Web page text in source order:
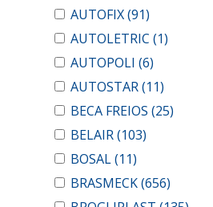
AUTOFIX(91)
AUTOLETRIC (1)
AUTOPOLI (6)
AUTOSTAR(11)
BECA FREIOS (25)
BELAIR(103)
BOSAL(11)
BRASMECK(656)